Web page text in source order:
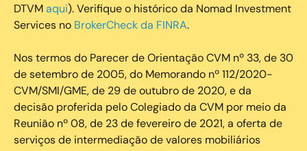
DTVMaqui). Verifique o histórico da Nomad Investment
Services no BrokerCheck da FINRA.
Nos termos do Parecer de Orientação CVM nº 33, de 30
de setembro de 2005, do Memorando nº 112/2020-
CVM/SMI/GME, de 29 de outubro de 2020, e da
decisão proferida pelo Colegiado da CVM por meio da
Reunião nº 08, de 23 de fevereiro de 2021, a oferta de
serviços de intermediação de valores mobiliários